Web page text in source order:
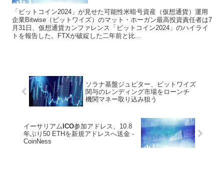
「ビットコイン2024」が見せた可能性米暗号資産（仮想通貨）運用
企業Bitwise（ビットワイズ）のマット・ホーガン最高投資責任者は7
月31日、仮想通貨カンファレンス「ビットコイン2024」のハイライ
トを報告した。FTXが破綻した二年前と比...
ソラナ基盤ジュピター、ビットワイズ
関与のレンディング市場をローンチ
機関マネー取り込み狙う
イーサリアム ICO参加アドレス、10.8
年ぶり50 ETHを新規アドレスへ送金 -
CoinNess